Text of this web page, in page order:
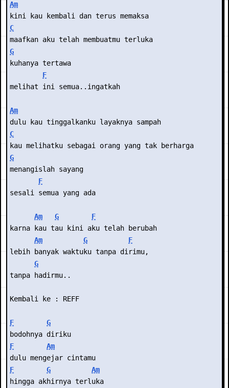
Am
kini kau kembali dan terus memaksa
C
maafkan aku telah membuatmu terluka
G
kuhanya tertawa
F
melihat ini semua..ingatkah
Am
dulu kau tinggalkanku layaknya sampah
C
kau melihatku sebagai orang yang tak berharga
G
menangislah sayang
F
sesali semua yang ada
Am G
F
karna kau tau kini aku telah berubah
Am
G
F
lebih banyak waktuku tanpa dirimu,
G
tanpa hadirmu..
Kembali ke : REFF
F
G
bodohnya diriku
F
Am
dulu mengejar cintamu
F
G
Am
hingga akhirnya terluka